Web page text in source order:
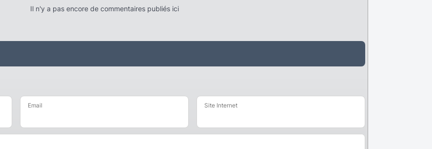
Il n'y a pas encore de commentaires publiés ici
Email Site Internet